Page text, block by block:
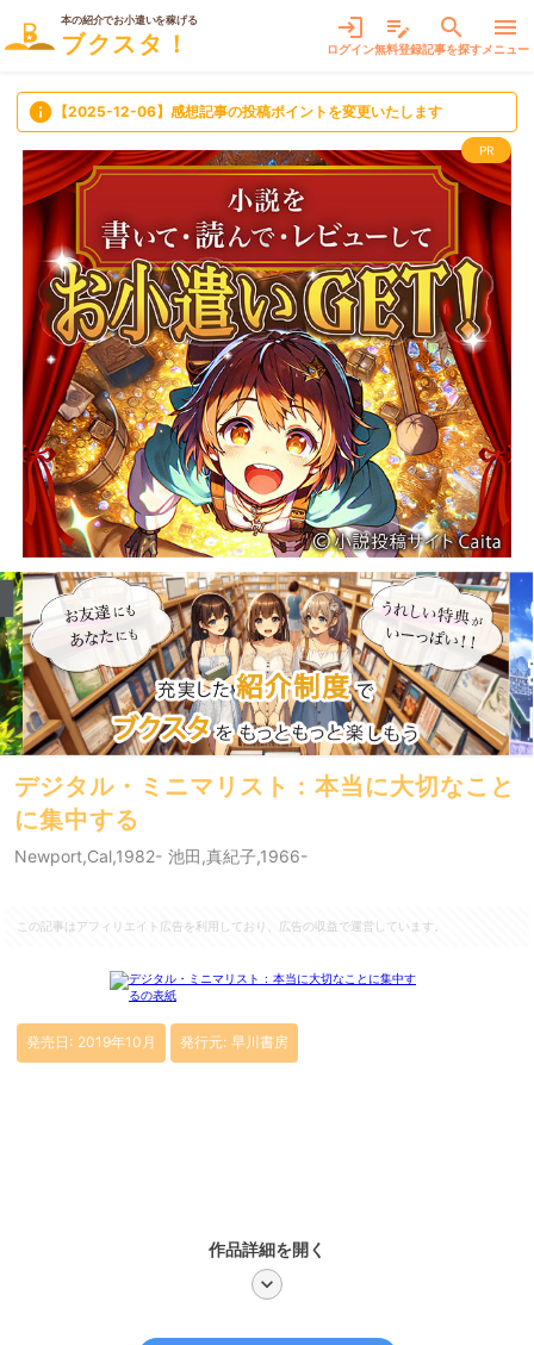
本の紹介でお小遣いを稼げる
ブクスタ！
login
ログイン
edit_note
無料登録
search
記事を探す
menu
メニュー
info 【2025-12-06】感想記事の投稿ポイントを変更いたします
PR
デジタル・ミニマリスト : 本当に大切なこと
に集中する
Newport,Cal,1982- 池田,真紀子,1966-
この記事はアフィリエイト広告を利用しており、広告の収益で運営しています。
作品詳細を開く
chevron_right
発売日: 2019年10月 発行元: 早川書房